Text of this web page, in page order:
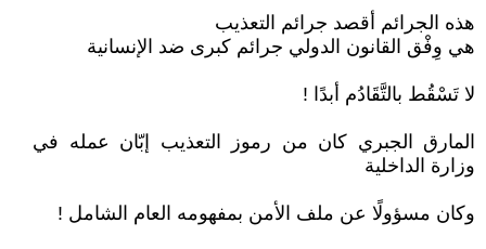
هذه الجرائم أقصد جرائم التعذيب
هي وِفْق القانون الدولي جرائم كبرى ضد الإنسانية
لا تَسْقُط بالتَّقَادُم أبدًا !
المارق الجبري كان من رموز التعذيب إبّان عمله في
وزارة الداخلية
وكان مسؤولًا عن ملف الأمن بمفهومه العام الشامل !